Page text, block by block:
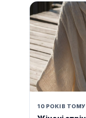
10 РОКІВ ТОМУ